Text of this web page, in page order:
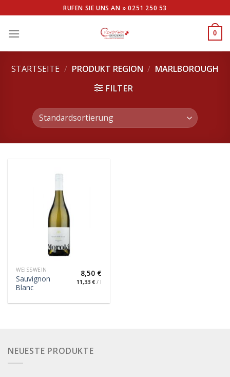
to
content
RUFEN SIE UNS AN »0251 250 53
0
STARTSEITE / PRODUKT REGION / MARLBOROUGH
FILTER
WEISSWEIN
Sauvignon
Blanc
8,50 €
11,33 €/ l
NEUESTE PRODUKTE